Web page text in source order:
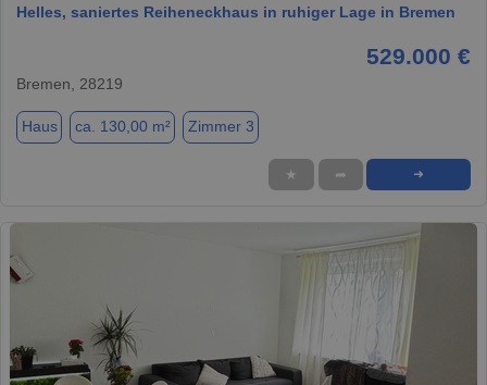
Helles, saniertes Reiheneckhaus in ruhiger Lage in Bremen
529.000 €
Bremen, 28219
Haus ca. 130,00 m² Zimmer 3
★ ➦ ➜